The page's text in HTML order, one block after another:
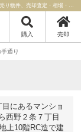
ロジェ山の手通り(宮の沢駅から西野２条７丁目 バス7分 停歩1分)の購入・売り物件、売却査定・相場・売却価格マンション情報｜センチュリー21アルガホーム
購入 売却
通り
にあるマンショ
西野２条７丁目
上10階RC造で建